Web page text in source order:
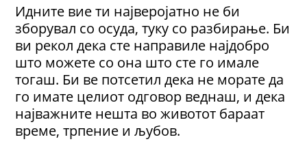
Идните вие ти најверојатно не би
зборувал со осуда, туку со разбирање. Би
ви рекол дека сте направиле најдобро
што можете со она што сте го имале
тогаш. Би ве потсетил дека не морате да
го имате целиот одговор веднаш, и дека
најважните нешта во животот бараат
време, трпение и љубов.